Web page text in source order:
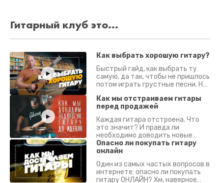
Гитарный клуб это...
Как выбрать хорошую гитару?
Быстрый гайд, как выбрать ту
самую, да так, чтобы не пришлось
потом играть грустные песни. На
Как мы отстраиваем гитары
перед продажей
Каждая гитара отстроена. Что
это значит? И правда ли
необходимо доводить новые
гитары? Если кратко - да.
Подробно - в видео :)
Опасно ли покупать гитару
онлайн
Один из самых частых вопросов в
интернете: опасно ли покупать
гитару ОНЛАЙН? Хм, наверное